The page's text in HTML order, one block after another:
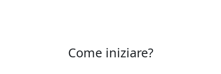
Come iniziare?